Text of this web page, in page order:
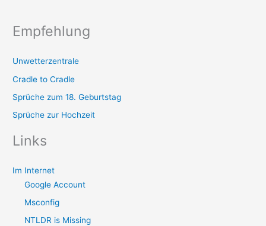
Empfehlung
Unwetterzentrale
Cradle to Cradle
Sprüche zum 18. Geburtstag
Sprüche zur Hochzeit
Links
Im Internet
Google Account
Msconfig
NTLDR is Missing